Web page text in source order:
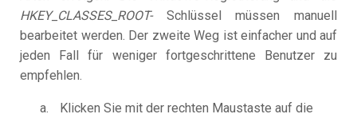
HKEY_CLASSES_ROOT-Schlüssel müssen manuell
bearbeitet werden. Der zweite Weg ist einfacher und auf
jeden Fall für weniger fortgeschrittene Benutzer zu
empfehlen.
Klicken Sie mit der rechten Maustaste auf die